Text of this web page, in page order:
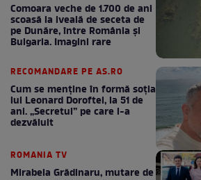
Comoara veche de 1.700 de ani
scoasă la iveală de seceta de
pe Dunăre, între România şi
Bulgaria. Imagini rare
RECOMANDARE PE AS.RO
Cum se menţine în formă soţia
lui Leonard Doroftei, la 51 de
ani. „Secretul” pe care l-a
dezvăluit
ROMANIA TV
Mirabela Grădinaru, mutare de